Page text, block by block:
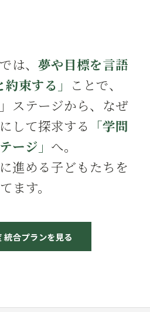
は、 夢や目標を言語
束する」
ことで、
ステージから、なぜ
して探求する
「学問
ージ」 へ。
進める子どもたちを
ます。
統合プランを見る